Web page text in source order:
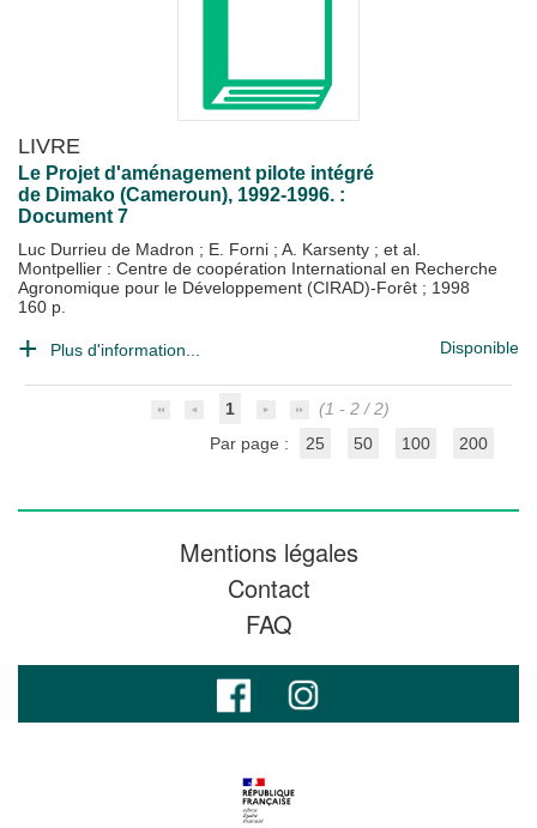
LIVRE
Le Projet d'aménagement pilote intégré
de Dimako (Cameroun), 1992-1996. :
Document 7
Luc Durrieu de Madron ; E. Forni ; A. Karsenty ; et al.
Montpellier : Centre de coopération International en Recherche
Agronomique pour le Développement (CIRAD)-Forêt ; 1998
160 p.
Plus d'information... Disponible
1
(1 - 2 / 2)
Par page :
25 50 100 200
Mentions légales
Contact
FAQ